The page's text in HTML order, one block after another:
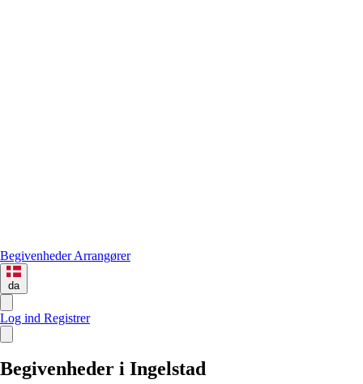
BegivenhederArrangører
da
Log ind Registrer
Begivenheder i Ingelstad